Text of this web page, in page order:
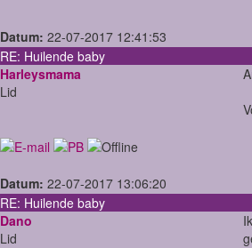
Datum: 22-07-2017 12:41:53
RE: Huilende baby
Harleysmama
Lid
Datum: 22-07-2017 13:06:20
RE: Huilende baby
Dano
Lid